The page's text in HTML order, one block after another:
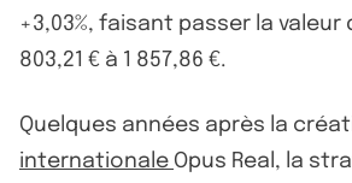
+3,03%, faisant passer la valeur
803,21 € à 1 857,86 €.
Quelques années après la
internationale Opus Real, la